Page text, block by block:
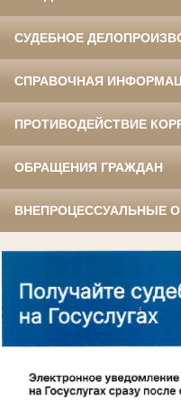
СУДЕБНОЕ
СПРАВОЧНАЯ
ПРОТИВОДЕЙСТВИЕ
ОБРАЩЕНИЯ ГРАЖДАН
ВНЕПРОЦЕССУАЛЬНЫЕ